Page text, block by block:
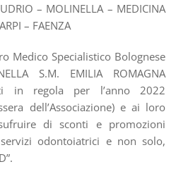
– MOLINELLA – MEDICINA
– FAENZA
Medico Specialistico Bolognese
S.M. EMILIA ROMAGNA
in regola per l’anno 2022
dell’Associazione) e ai loro
di sconti e promozioni
odontoiatrici e non solo,